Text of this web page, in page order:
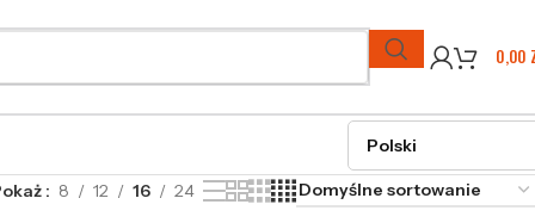
0,00
8 12 16 24